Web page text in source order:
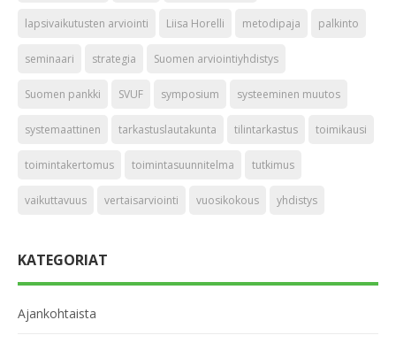
lapsivaikutusten arviointi Liisa Horelli metodipaja palkinto
seminaari strategia Suomen arviointiyhdistys
Suomen pankki SVUF symposium systeeminen muutos
systemaattinen tarkastuslautakunta tilintarkastus toimikausi
toimintakertomus toimintasuunnitelma tutkimus
vaikuttavuus vertaisarviointi vuosikokous yhdistys
KATEGORIAT
Ajankohtaista